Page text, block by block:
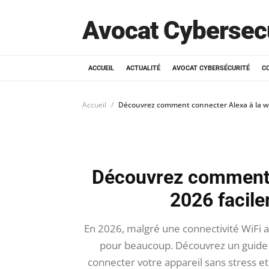
Avocat
ACCUEIL ACTUALITÉ AVOCAT CYBERSÉCURITÉ
Accueil Découvrez comment connecter Alexa à la
Découvrez
2026
En 2026, malgré une connectivité
pour beaucoup. Découvrez un
connecter votre appareil sans stress